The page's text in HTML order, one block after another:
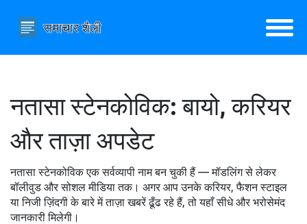
नतासा स्टेनकोविक: बायो, करियर
और ताज़ा अपडेट
नतासा स्टेनकोविक एक सर्वव्यापी नाम बन चुकी हैं — मॉडलिंग से लेकर
बॉलीवुड और सोशल मीडिया तक। अगर आप उनके करियर, फैशन स्टाइल
या निजी ज़िंदगी के बारे में ताज़ा खबरें ढूँढ रहे हैं, तो यहाँ सीधे और भरोसेमंद
जानकारी मिलेगी।